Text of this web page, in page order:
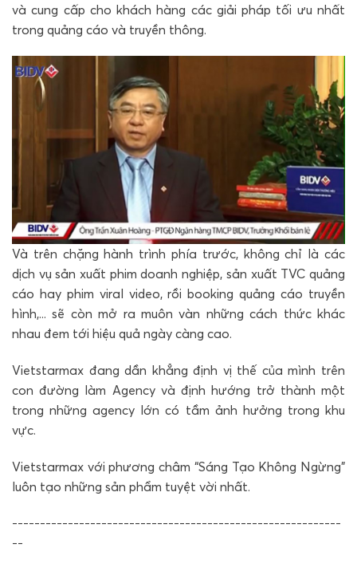
và cung cấp cho khách hàng các giải pháp tối ưu nhất
trong quảng cáo và truyền thông.
Và trên chặng hành trình phía trước, không chỉ là các
dịch vụ sản xuất phim doanh nghiệp, sản xuất TVC quảng
cáo hay phim viral video, rồi booking quảng cáo truyền
hình,... sẽ còn mở ra muôn vàn những cách thức khác
nhau đem tới hiệu quả ngày càng cao.
Vietstarmax đang dần khẳng định vị thế của mình trên
con đường làm Agency và định hướng trở thành một
trong những agency lớn có tầm ảnh hưởng trong khu
vực.
Vietstarmax với phương châm “Sáng Tạo Không Ngừng”
luôn tạo những sản phẩm tuyệt vời nhất.
-----------------------------------------------------------
--